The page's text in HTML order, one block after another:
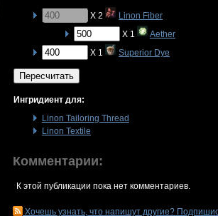
X 2
Linon Fiber
X 1
Aether
X 1
Superior Dye
Пересчитать
Ингридиент для:
Linon Tailoring Thread
Linon Textile
Комментарии:
К этой публикации пока нет комментариев.
Хочешь узнать, что напишут другие?